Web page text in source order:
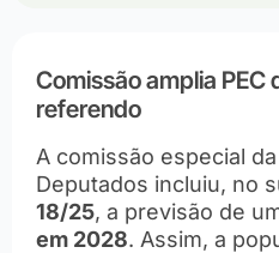
Comissão amplia PEC
referendo
A comissão especial
Deputados incluiu, no
18/25, a previsão de
em 2028. Assim, a